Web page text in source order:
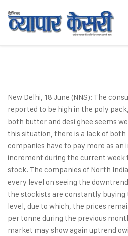
New Delhi, 18 June (NNS): The
reported to be high in the poly
both butter and desi ghee seems
this situation, there is a lack of
companies have to pay more as an
increment during the current week
stock. The companies of North
every level on seeing the
the stockists are constantly
level, due to which, the prices
per tonne during the previous
market may show again uptrend